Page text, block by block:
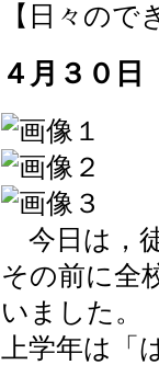
【日々ので
４月３０
今日は，
その前に全
いました。
上学年は「